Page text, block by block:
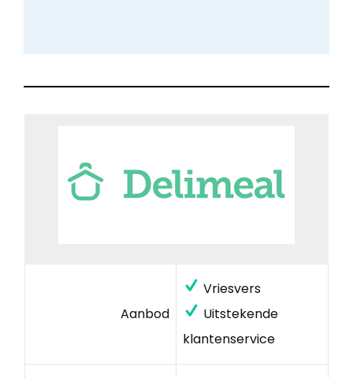
Aanbod
Vriesvers
Uitstekende
klantenservice